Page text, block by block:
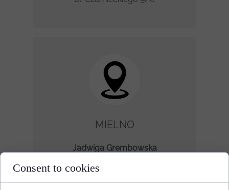
MIELNO
Jadwiga Grembowska
76-032 Mielno
Consent to cookies